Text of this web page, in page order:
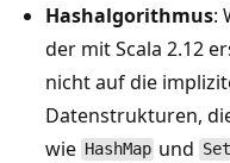
Hashalgorithmus:
der mit Scala 2.12
nicht auf die
Datenstrukturen,
wie HashMap und Set